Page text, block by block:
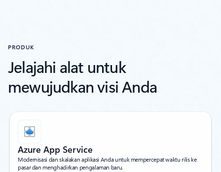
PRODUK
Jelajahi alat untuk
mewujudkan visi Anda
Azure App Service
Modernisasi dan skalakan aplikasi Anda untuk mempercepat waktu rilis ke
pasar dan menghadirkan pengalaman baru.